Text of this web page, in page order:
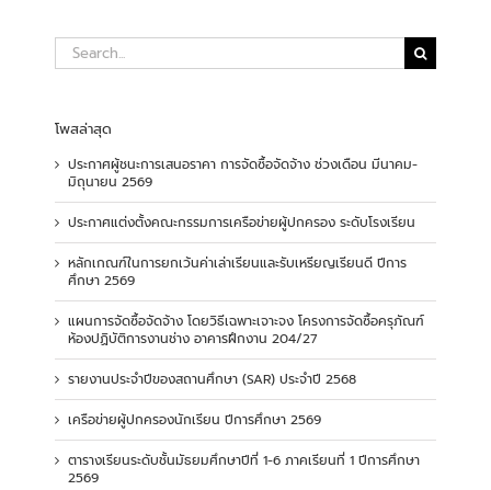
Search
for:
โพสล่าสุด
ประกาศผู้ชนะการเสนอราคา การจัดซื้อจัดจ้าง ช่วงเดือน มีนาคม-
มิถุนายน 2569
ประกาศแต่งตั้งคณะกรรมการเครือข่ายผู้ปกครอง ระดับโรงเรียน
หลักเกณฑ์ในการยกเว้นค่าเล่าเรียนและรับเหรียญเรียนดี ปีการ
ศึกษา 2569
แผนการจัดซื้อจัดจ้าง โดยวิธีเฉพาะเจาะจง โครงการจัดซื้อครุภัณฑ์
ห้องปฏิบัติการงานช่าง อาคารฝึกงาน 204/27
รายงานประจำปีของสถานศึกษา (SAR) ประจำปี 2568
เครือข่ายผู้ปกครองนักเรียน ปีการศึกษา 2569
ตารางเรียนระดับชั้นมัธยมศึกษาปีที่ 1-6 ภาคเรียนที่ 1 ปีการศึกษา
2569